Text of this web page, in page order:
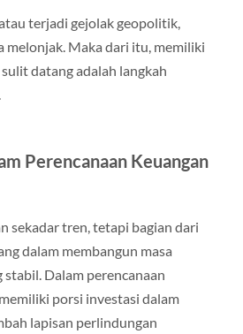
terjadi gejolak geopolitik,
melonjak. Maka dari itu, memiliki
datang adalah langkah
Perencanaan Keuangan
sekadar tren, tetapi bagian dari
dalam membangun masa
Dalam perencanaan
porsi investasi dalam
lapisan perlindungan